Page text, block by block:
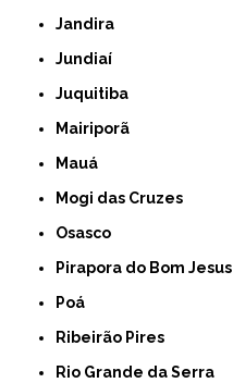
Jandira
Jundiaí
Juquitiba
Mairiporã
Mauá
Mogi das Cruzes
Osasco
Pirapora do Bom Jesus
Poá
Ribeirão Pires
Rio Grande da Serra